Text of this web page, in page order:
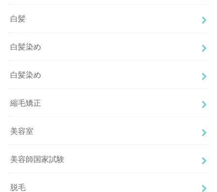
白髪
白髪染め
白髪染め
縮毛矯正
美容室
美容師国家試験
脱毛